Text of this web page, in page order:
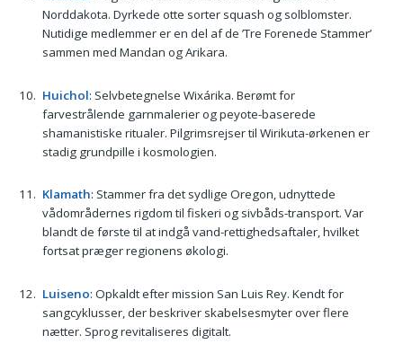
Norddakota. Dyrkede otte sorter squash og solblomster.
Nutidige medlemmer er en del af de ’Tre Forenede Stammer’
sammen med Mandan og Arikara.
Huichol: Selvbetegnelse Wixárika. Berømt for
farvestrålende garnmalerier og peyote-baserede
shamanistiske ritualer. Pilgrimsrejser til Wirikuta-ørkenen er
stadig grundpille i kosmologien.
Klamath: Stammer fra det sydlige Oregon, udnyttede
vådområdernes rigdom til fiskeri og sivbåds-transport. Var
blandt de første til at indgå vand-rettighedsaftaler, hvilket
fortsat præger regionens økologi.
Luiseno: Opkaldt efter mission San Luis Rey. Kendt for
sangcyklusser, der beskriver skabelsesmyter over flere
nætter. Sprog revitaliseres digitalt.